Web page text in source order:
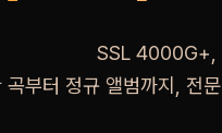
SSL
곡부터 정규 앨범까지, 전